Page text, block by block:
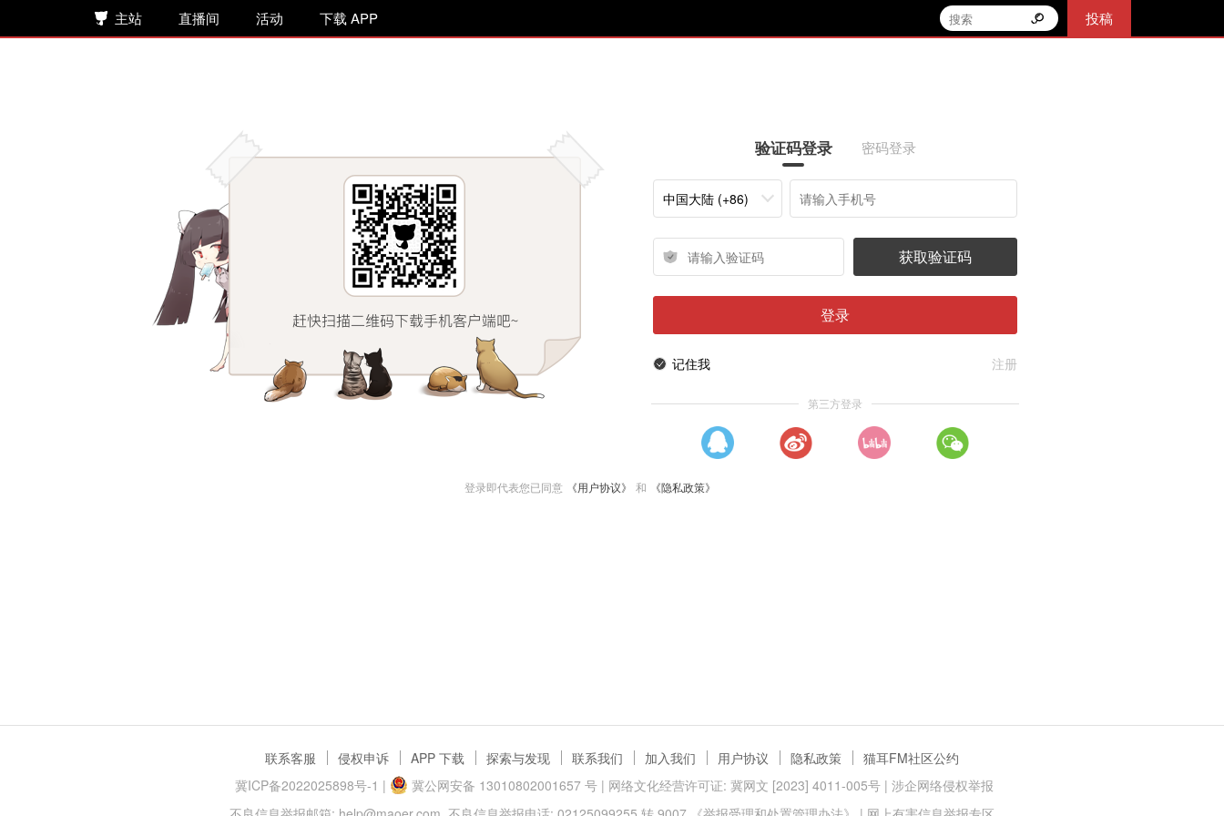
主站 直播间 活动 下载 APP 投稿
验证码登录 密码登录
中国大陆 (+86)
获取验证码
登录
记住我 注册
第三方登录
登录即代表您已同意 《用户协议》 和 《隐私政策》
联系客服 侵权申诉 APP 下载 探索与发现 联系我们 加入我们 用户协议 隐私政策
猫耳FM社区公约
冀ICP备2022025898号-1 | 冀公网安备 13010802001657 号| 网络文化经营许可证: 冀网文 [2023] 4011-005号 | 涉企网络侵权举报